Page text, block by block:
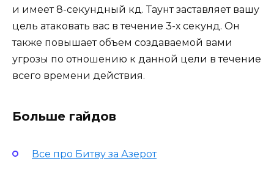
и имеет 8-секундный кд. Таунт заставляет вашу
цель атаковать вас в течение 3-х секунд. Он
также повышает объем создаваемой вами
угрозы по отношению к данной цели в течение
всего времени действия.
Больше гайдов
Все про Битву за Азерот